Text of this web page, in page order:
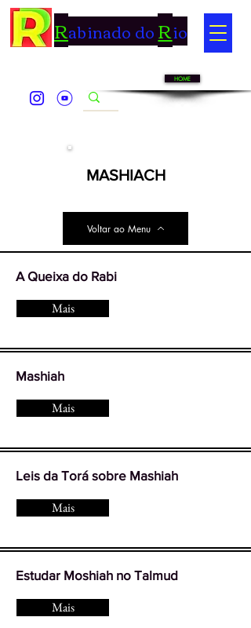
Rabinado doRio
HOME
MASHIACH
Voltar ao Menu
A Queixa do Rabi
Mais
Mashiah
Mais
Leis da Torá sobre Mashiah
Mais
Estudar Moshiah no Talmud
Mais